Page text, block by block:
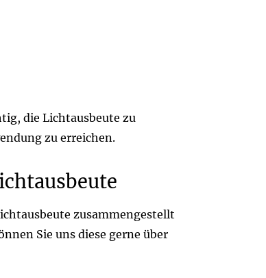
die Lichtausbeute zu
zu erreichen.
zusammengestellt
Sie uns diese gerne über